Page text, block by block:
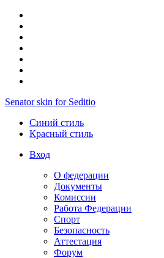
Senator skin for Seditio
Синий стиль
Красный стиль
Вход
О федерации
Документы
Комиссии
Работа Федерации
Спорт
Безопасность
Аттестация
Форум